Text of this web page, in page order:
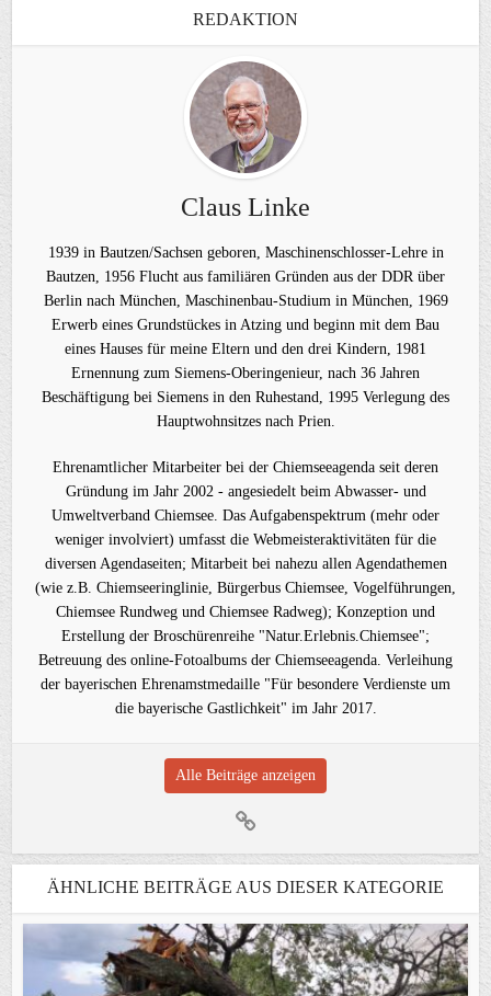
REDAKTION
Claus Linke
1939 in Bautzen/Sachsen geboren, Maschinenschlosser-Lehre in
Bautzen, 1956 Flucht aus familiären Gründen aus der DDR über
Berlin nach München, Maschinenbau-Studium in München, 1969
Erwerb eines Grundstückes in Atzing und beginn mit dem Bau
eines Hauses für meine Eltern und den drei Kindern, 1981
Ernennung zum Siemens-Oberingenieur, nach 36 Jahren
Beschäftigung bei Siemens in den Ruhestand, 1995 Verlegung des
Hauptwohnsitzes nach Prien.
Ehrenamtlicher Mitarbeiter bei der Chiemseeagenda seit deren
Gründung im Jahr 2002 - angesiedelt beim Abwasser- und
Umweltverband Chiemsee. Das Aufgabenspektrum (mehr oder
weniger involviert) umfasst die Webmeisteraktivitäten für die
diversen Agendaseiten; Mitarbeit bei nahezu allen Agendathemen
(wie z.B. Chiemseeringlinie, Bürgerbus Chiemsee, Vogelführungen,
Chiemsee Rundweg und Chiemsee Radweg); Konzeption und
Erstellung der Broschürenreihe "Natur.Erlebnis.Chiemsee";
Betreuung des online-Fotoalbums der Chiemseeagenda. Verleihung
der bayerischen Ehrenamstmedaille "Für besondere Verdienste um
die bayerische Gastlichkeit" im Jahr 2017.
Alle Beiträge anzeigen
ÄHNLICHE BEITRÄGE AUS DIESER KATEGORIE